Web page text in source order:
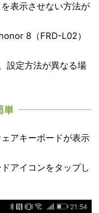
表示させない方法が
8（FRD-L02）
設定方法が異なる場
単
アキーボードが表示
アイコンをタップし